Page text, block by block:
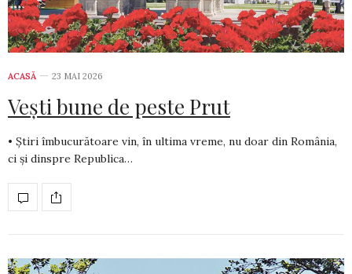
ACASĂ 23 MAI 2026
Vești bune de peste Prut
• Știri îmbucurătoare vin, în ultima vreme, nu doar din România,
ci și dinspre Republica…